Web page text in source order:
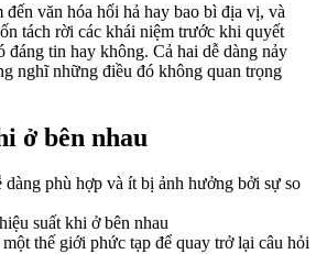
văn hóa hối hả hay bao bì địa vị, và
tách rời các khái niệm trước khi quyết
đáng tin hay không. Cả hai dễ dàng nảy
nghĩ những điều đó không quan trọng
ở bên nhau
dàng phù hợp và ít bị ảnh hưởng bởi sự so
suất khi ở bên nhau
thế giới phức tạp để quay trở lại câu hỏi